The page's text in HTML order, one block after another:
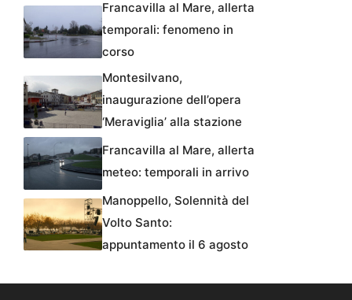
Francavilla al Mare, allerta
temporali: fenomeno in
corso
Montesilvano,
inaugurazione dell’opera
‘Meraviglia’ alla stazione
Francavilla al Mare, allerta
meteo: temporali in arrivo
Manoppello, Solennità del
Volto Santo:
appuntamento il 6 agosto